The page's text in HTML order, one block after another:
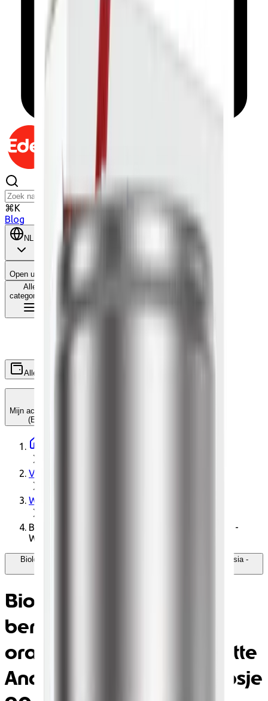
⌘K
Blog
NL BE
Open user menu
Alle
categorieën
Alle
Mijn accounts koppelen
(Edenred, ...)
Voedingswaren
Warme drank
Biologische witte bergamot oranjebloesemthee -
Witte Anastasia - Metalen doosje 90gr
Biologische witte bergamot oranjebloesemthee - Witte Anastasia -
Biologische witte
bergamot
oranjebloesemthee - Witte
Anastasia - Metalen doosje